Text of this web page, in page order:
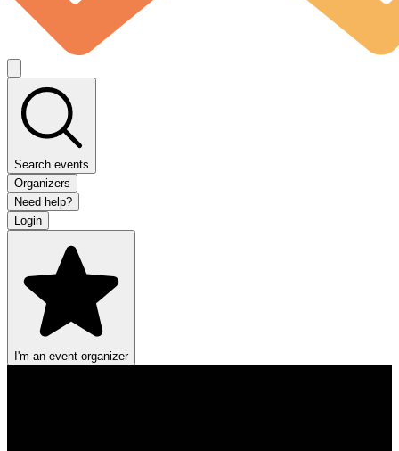
Search events
Organizers
Need help?
Login
I'm an event organizer